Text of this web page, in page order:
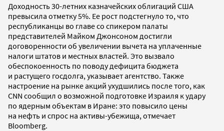
Доходность 30-летних казначейских облигаций США
превысила отметку 5%. Ее рост подстегнуло то, что
республиканцы во главе со спикером палаты
представителей Майком Джонсоном достигли
договоренности об увеличении вычета на уплаченные
налоги штатов и местных властей. Это вызвало
обеспокоенность по поводу дефицита бюджета
и растущего госдолга, указывает агентство. Также
настроение на рынке акций ухудшились после того, как
CNN сообщил о возможной подготовке Израиля к удару
по ядерным объектам в Иране: это повысило цены
на нефть и спрос на активы-убежища, отмечает
Bloomberg.